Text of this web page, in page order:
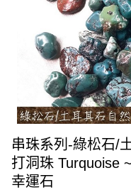
串珠系列-綠松石/
打洞珠 Turquoise
幸運石